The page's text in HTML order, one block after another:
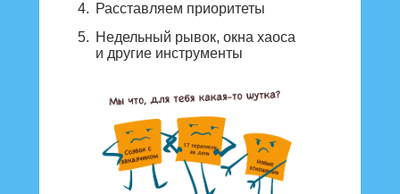
Расставляем приоритеты
4.
Недельный рывок, окна хаоса
и другие инструменты
5.